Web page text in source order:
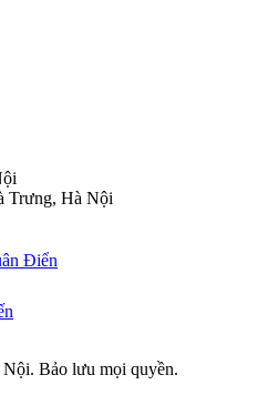
Trưng, Hà Nội
Điển
Bảo lưu mọi quyền.